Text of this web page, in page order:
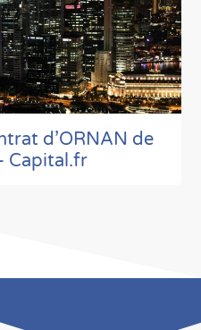
d’ORNAN de
Capital.fr